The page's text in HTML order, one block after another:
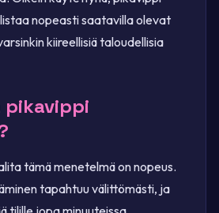
nopeasti saatavilla olevat
kiireellisiä taloudellisia
pikavippi
tämä menetelmä on nopeus.
tapahtuu välittömästi, ja